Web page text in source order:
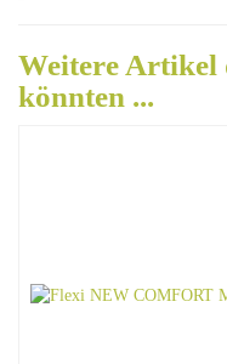
Weitere Artikel
könnten ...